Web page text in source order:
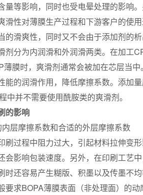
量等影响，同时也受电晕处理的影响
滑性对薄膜生产过程和下游客户的使
滑爽性，同时又不会由于添加剂的
剂分为内润滑和外润滑两类。在加工
膜时，爽滑剂通常会被加在芯层当
能的润滑作用，降低摩擦系数。添加
并不需要使用酰胺类的爽滑剂。
的影响
层摩擦系数和合适的外层摩擦系数
刷过程中阻力过大，引起材料拉伸变
会影响包装速度。另外，在印刷工艺
还容易产生糊版、积墨以及传墨不均
要求BOPA薄膜表面（非处理面）的